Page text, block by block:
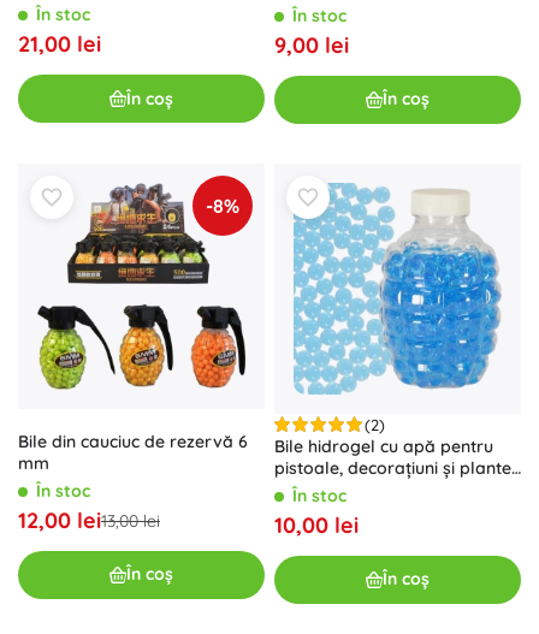
În stoc
21,00 lei
În coș
În stoc
9,00 lei
În coș
-8%
Bile din cauciuc de rezervă 6
mm
În stoc
12,00 lei13,00 lei
În coș
(2)
Bile hidrogel cu apă pentru
pistoale, decorațiuni și plante,
albastre 7–8 mm, 550 buc
În stoc
10,00 lei
În coș